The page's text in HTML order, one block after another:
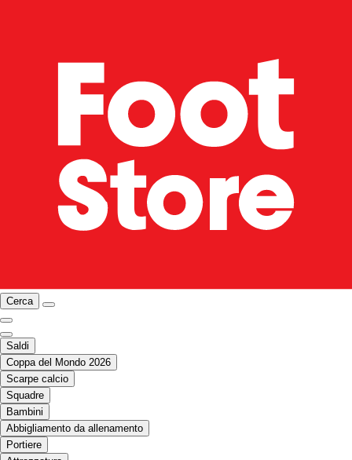
Cerca
Saldi
Coppa del Mondo 2026
Scarpe calcio
Squadre
Bambini
Abbigliamento da allenamento
Portiere